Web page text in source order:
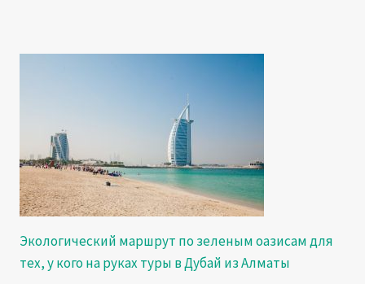
Экологический маршрут по зеленым оазисам для
тех, у кого на руках туры в Дубай из Алматы